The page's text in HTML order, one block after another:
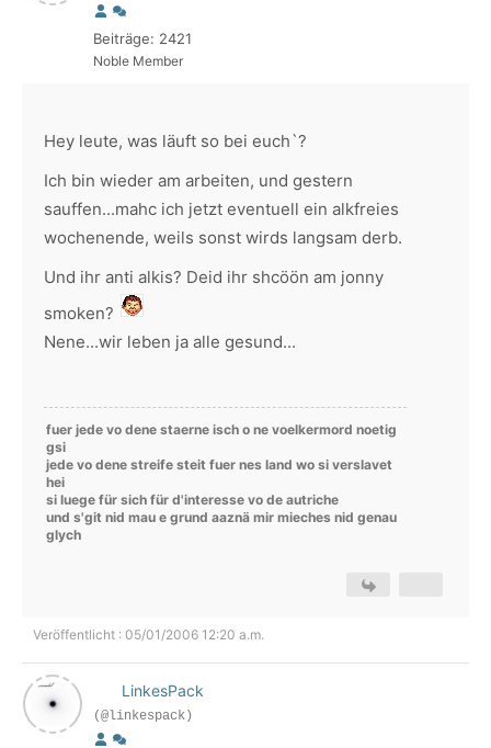
Beiträge: 2421
Noble Member
Hey leute, was läuft so bei euch`?
Ich bin wieder am arbeiten, und gestern
sauffen...mahc ich jetzt eventuell ein alkfreies
wochenende, weils sonst wirds langsam derb.
Und ihr anti alkis? Deid ihr shcöön am jonny
smoken?
Nene...wir leben ja alle gesund...
fuer jede vo dene staerne isch o ne voelkermord noetig
gsi
jede vo dene streife steit fuer nes land wo si verslavet
hei
si luege für sich für d'interesse vo de autriche
und s'git nid mau e grund aaznä mir mieches nid genau
glych
Veröffentlicht : 05/01/2006 12:20 a.m.
LinkesPack
(@linkespack)